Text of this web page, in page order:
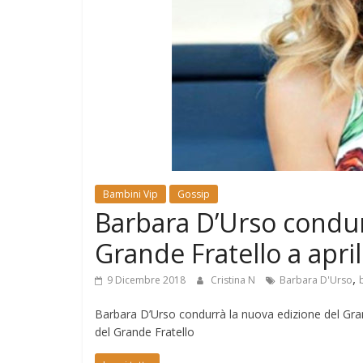
Bambini Vip Gossip
Barbara D’Urso
Grande Fratello a
9 Dicembre 2018 Cristina N Barbara D'Urso,
Barbara D’Urso condurrà la nuova edizione del
del Grande Fratello